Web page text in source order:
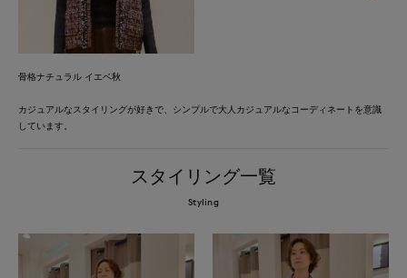
骨格ナチュラル イエベ秋
カジュアルなスタイリングが好きで、シンプルで大人カジュアルなコーディネートを意識
しています。
スタイリング一覧
Styling